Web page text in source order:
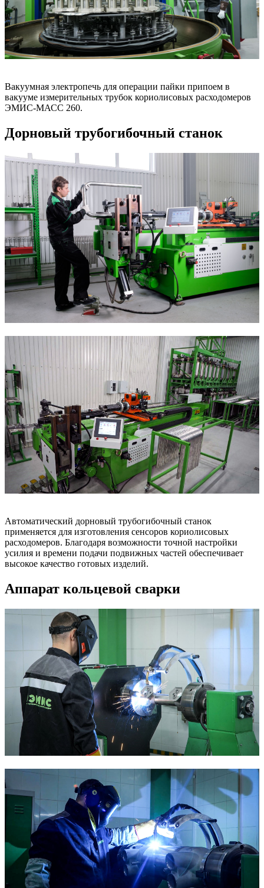
Вакуумная электропечь для операции пайки припоем в
вакууме измерительных трубок кориолисовых расходомеров
ЭМИС-МАСС 260.
Дорновый трубогибочный станок
Автоматический дорновый трубогибочный станок
применяется для изготовления сенсоров кориолисовых
расходомеров. Благодаря возможности точной настройки
усилия и времени подачи подвижных частей обеспечивает
высокое качество готовых изделий.
Аппарат кольцевой сварки